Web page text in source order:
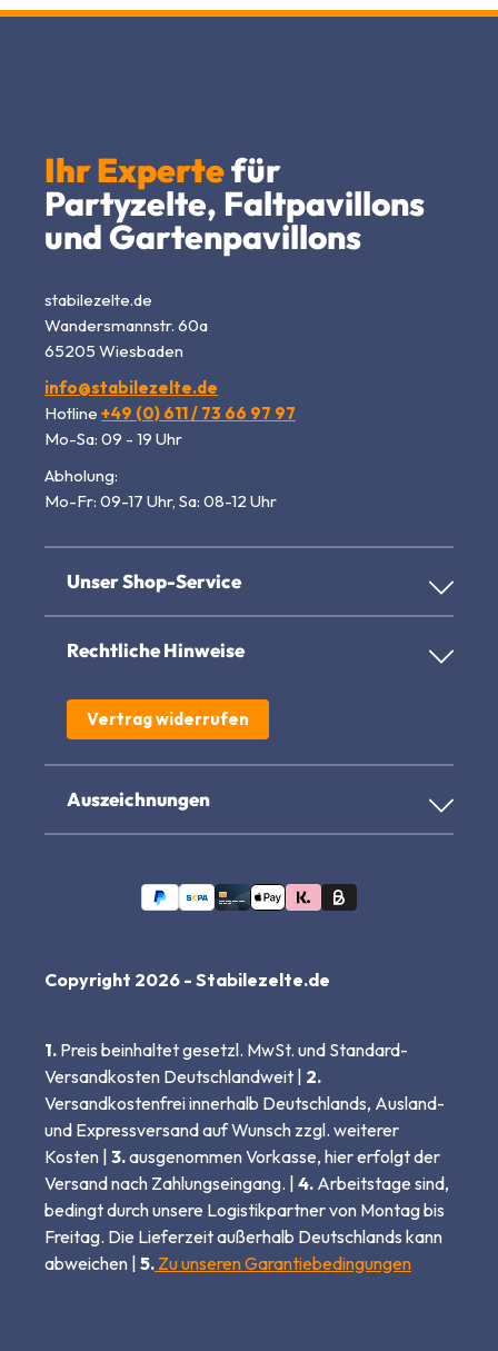
Ihr Expertefür
Partyzelte, Faltpavillons
und Gartenpavillons
stabilezelte.de
Wandersmannstr. 60a
65205 Wiesbaden
info@stabilezelte.de
Hotline +49 (0) 611 / 73 66 97 97
Mo-Sa: 09 - 19 Uhr
Abholung:
Mo-Fr: 09-17 Uhr, Sa: 08-12 Uhr
Unser Shop-Service
Rechtliche Hinweise
Vertrag widerrufen
Auszeichnungen
Copyright 2026 - Stabilezelte.de
1. Preis beinhaltet gesetzl. MwSt. und Standard-
Versandkosten Deutschlandweit | 2.
Versandkostenfrei innerhalb Deutschlands, Ausland-
und Expressversand auf Wunsch zzgl. weiterer
Kosten | 3.ausgenommen Vorkasse, hier erfolgt der
Versand nach Zahlungseingang. | 4. Arbeitstage sind,
bedingt durch unsere Logistikpartner von Montag bis
Freitag. Die Lieferzeit außerhalb Deutschlands kann
abweichen | 5. Zu unseren Garantiebedingungen